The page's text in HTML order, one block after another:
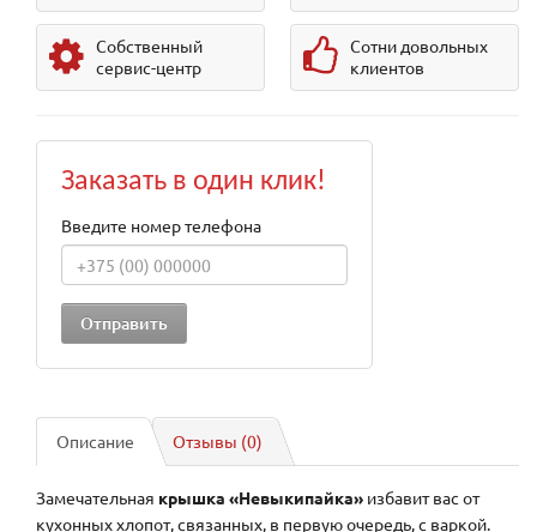
Собственный
сервис-центр
Сотни довольных
клиентов
Заказать в один клик!
Введите номер телефона
Описание Отзывы (0)
Замечательная крышка «Невыкипайка» избавит вас от
кухонных хлопот, связанных, в первую очередь, с варкой.